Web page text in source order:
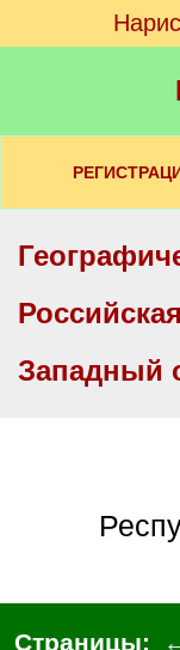
Западный
Страницы: